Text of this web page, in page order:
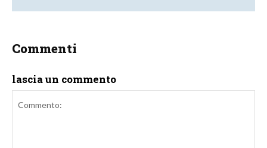
Commenti
lascia un commento